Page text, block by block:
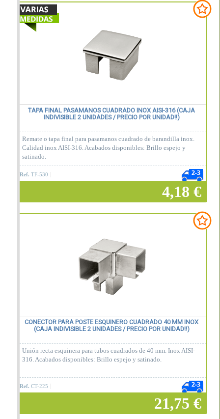
TAPA FINAL PASAMANOS CUADRADO INOX AISI-316 (CAJA
INDIVISIBLE 2 UNIDADES / PRECIO POR UNIDAD!!)
Remate o tapa final para pasamanos cuadrado de barandilla inox.
Calidad inox AISI-316. Acabados disponibles: Brillo espejo y
satinado.
Ref. TF-530
4,18 €
CONECTOR PARA POSTE ESQUINERO CUADRADO 40 MM INOX
(CAJA INDIVISIBLE 2 UNIDADES / PRECIO POR UNIDAD!!)
Unión recta esquinera para tubos cuadrados de 40 mm. Inox AISI-
316. Acabados disponibles: Brillo espejo y satinado.
Ref. CT-225
21,75 €